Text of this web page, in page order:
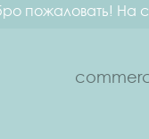
пожаловать! На